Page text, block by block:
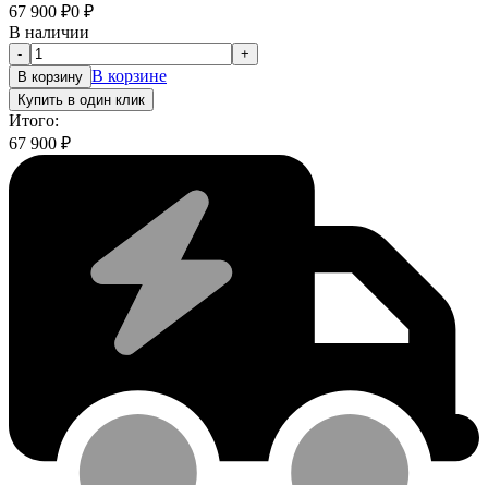
67 900 ₽0 ₽
В наличии
-
+
В корзину В корзине
Купить в один клик
Итого:
67 900 ₽